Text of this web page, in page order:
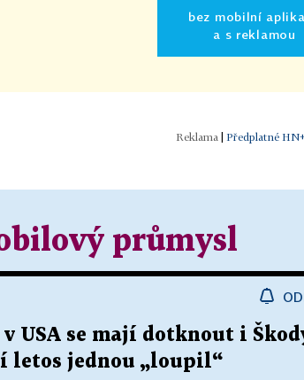
bez mobilní
a s reklamou
Předplatné
průmysl
v USA se mají dotknout i
letos jednou „loupil“